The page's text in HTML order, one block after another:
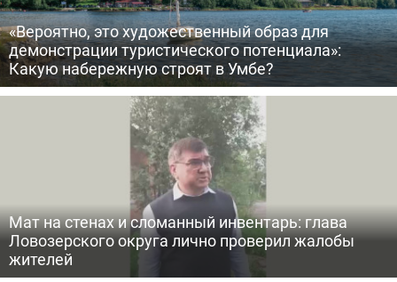
«Вероятно, это художественный образ для
демонстрации туристического потенциала»:
Какую набережную строят в Умбе?
Мат на стенах и сломанный инвентарь: глава
Ловозерского округа лично проверил жалобы
жителей